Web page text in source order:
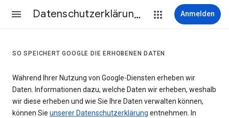
Datenschutzerklärung & Nutzungsbedingungen Anmelden
SO SPEICHERT GOOGLE DIE ERHOBENEN DATEN
Während Ihrer Nutzung von Google-Diensten erheben wir
Daten. Informationen dazu, welche Daten wir erheben, weshalb
wir diese erheben und wie Sie Ihre Daten verwalten können,
können Sie unserer Datenschutzerklärung entnehmen. In